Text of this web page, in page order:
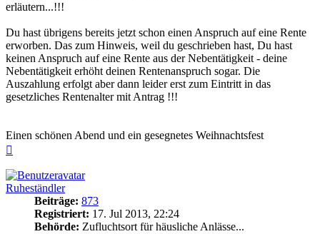
erläutern...!!!
Du hast übrigens bereits jetzt schon einen Anspruch auf eine Rente
erworben. Das zum Hinweis, weil du geschrieben hast, Du hast
keinen Anspruch auf eine Rente aus der Nebentätigkeit - deine
Nebentätigkeit erhöht deinen Rentenanspruch sogar. Die
Auszahlung erfolgt aber dann leider erst zum Eintritt in das
gesetzliches Rentenalter mit Antrag !!!
Einen schönen Abend und ein gesegnetes Weihnachtsfest
Ruheständler
Beiträge: 873
Registriert: 17. Jul 2013, 22:24
Behörde: Zufluchtsort für häusliche Anlässe...